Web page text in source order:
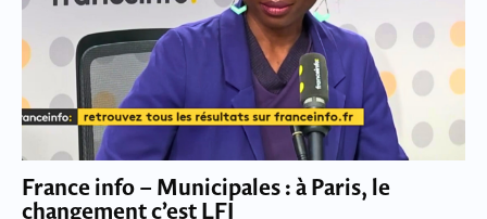
France info – Municipales : à Paris, le
changement c’est LFI